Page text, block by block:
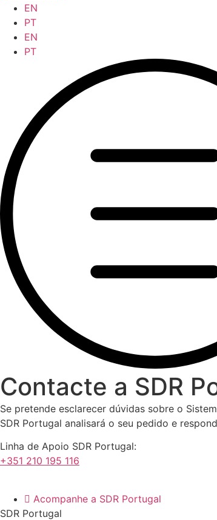
EN
PT
EN
PT
Contacte a SDR
Se pretende esclarecer dúvidas sobre o
SDR Portugal analisará o seu pedido e
Linha de Apoio SDR Portugal:
+351 210 195 116
Acompanhe a SDR Portugal
SDR Portugal